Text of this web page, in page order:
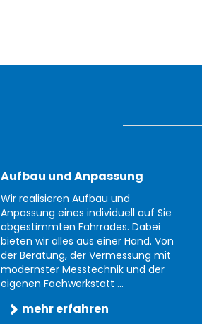
Aufbau und Anpassung
Wir realisieren Aufbau und
Anpassung eines individuell auf Sie
abgestimmten Fahrrades. Dabei
bieten wir alles aus einer Hand. Von
der Beratung, der Vermessung mit
modernster Messtechnik und der
eigenen Fachwerkstatt ...
mehr erfahren